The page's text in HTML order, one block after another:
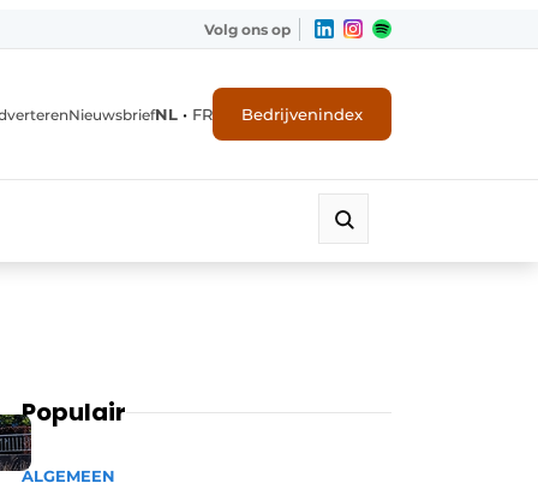
Volg ons op
NieuwsbriefNL • FR Bedrijvenindex
Populair
ALGEMEEN